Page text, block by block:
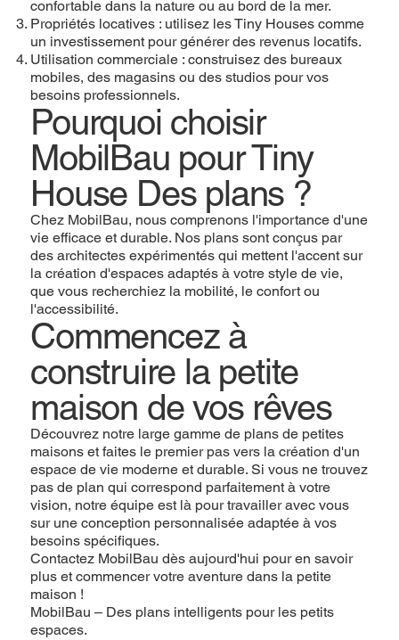
confortable dans la nature ou au bord de la mer.
Propriétés locatives : utilisez les Tiny Houses comme
un investissement pour générer des revenus locatifs.
Utilisation commerciale : construisez des bureaux
mobiles, des magasins ou des studios pour vos
besoins professionnels.
Pourquoi choisir
MobilBau pour Tiny
House Des plans ?
Chez MobilBau, nous comprenons l'importance d'une
vie efficace et durable. Nos plans sont conçus par
des architectes expérimentés qui mettent l'accent sur
la création d'espaces adaptés à votre style de vie,
que vous recherchiez la mobilité, le confort ou
l'accessibilité.
Commencez à
construire la petite
maison de vos rêves
Découvrez notre large gamme de plans de petites
maisons et faites le premier pas vers la création d'un
espace de vie moderne et durable. Si vous ne trouvez
pas de plan qui correspond parfaitement à votre
vision, notre équipe est là pour travailler avec vous
sur une conception personnalisée adaptée à vos
besoins spécifiques.
Contactez MobilBau dès aujourd'hui pour en savoir
plus et commencer votre aventure dans la petite
maison !
MobilBau – Des plans intelligents pour les petits
espaces.